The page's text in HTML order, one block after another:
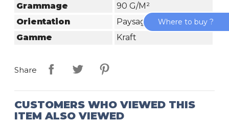
Grammage
90 G/m²
Orientation
Paysage
Gamme
Kraft
Share
CUSTOMERS WHO VIEWED THIS
ITEM ALSO VIEWED
Where to buy ?